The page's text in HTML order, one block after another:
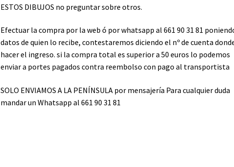
ESTOS DIBUJOS no preguntar sobre otros.
Efectuar la compra por la web ó por whatsapp al 661 90 31 81
datos de quien lo recibe, contestaremos diciendo el nº de cuenta
hacer el ingreso. si la compra total es superior a 50 euros lo podemos
enviar a portes pagados contra reembolso con pago al transportista
SOLO ENVIAMOS A LA PENÍNSULA por mensajería Para cualquier duda
mandar un Whatsapp al 661 90 31 81